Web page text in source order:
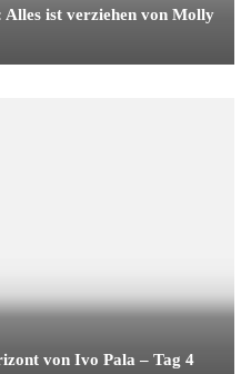
ist verziehen von Molly
von Ivo Pala – Tag 4